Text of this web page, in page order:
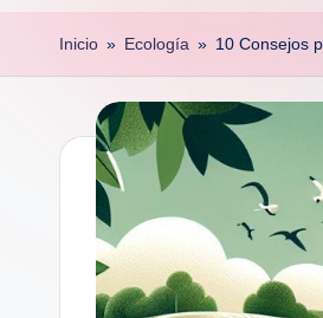
Inicio » Ecología » 10 Consejos